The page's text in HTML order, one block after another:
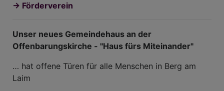
-> Förderverein
Unser neues Gemeindehaus an der
Offenbarungskirche - "Haus fürs Miteinander"
… hat offene Türen für alle Menschen in Berg am
Laim